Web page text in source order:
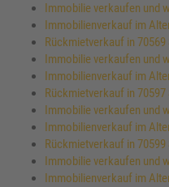
Immobilie verkaufen und
Immobilienverkauf im
Rückmietverkauf in
Immobilie verkaufen und
Immobilienverkauf im
Rückmietverkauf in
Immobilie verkaufen und
Immobilienverkauf im
Rückmietverkauf in
Immobilie verkaufen und
Immobilienverkauf im